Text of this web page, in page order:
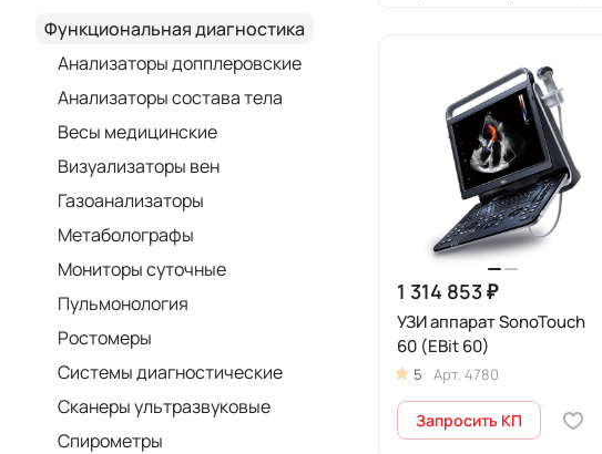
1 314 853 ₽
УЗИ аппарат SonoTouch
60 (EBit 60)
5 Арт. 4780
Запросить КП
Функциональная диагностика
Анализаторы допплеровские
Анализаторы состава тела
Весы медицинские
Визуализаторы вен
Газоанализаторы
Метаболографы
Мониторы суточные
Пульмонология
Ростомеры
Системы диагностические
Сканеры ультразвуковые
Спирометры